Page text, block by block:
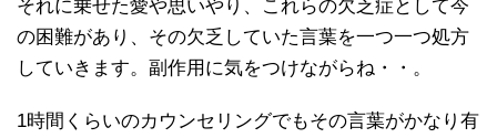
それに乗せた愛や思いやり、これらの欠乏症として今
の困難があり、その欠乏していた言葉を一つ一つ処方
していきます。副作用に気をつけながらね・・。
1時間くらいのカウンセリングでもその言葉がかなり有